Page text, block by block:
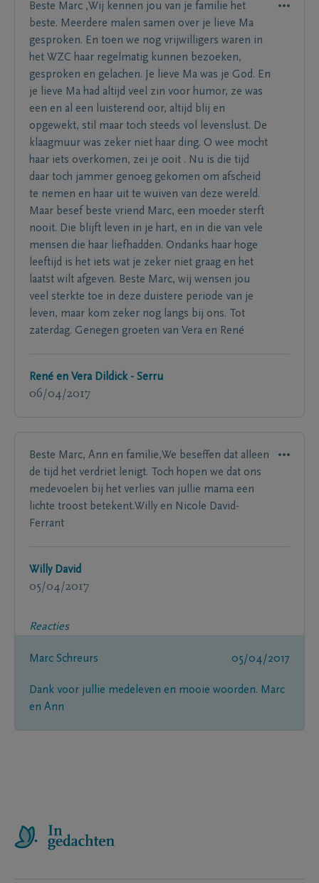
Beste Marc ,Wij kennen jou van je familie het
beste. Meerdere malen samen over je lieve Ma
gesproken. En toen we nog vrijwilligers waren in
het WZC haar regelmatig kunnen bezoeken,
gesproken en gelachen. Je lieve Ma was je God. En
je lieve Ma had altijd veel zin voor humor, ze was
een en al een luisterend oor, altijd blij en
opgewekt, stil maar toch steeds vol levenslust. De
klaagmuur was zeker niet haar ding. O wee mocht
haar iets overkomen, zei je ooit . Nu is die tijd
daar toch jammer genoeg gekomen om afscheid
te nemen en haar uit te wuiven van deze wereld.
Maar besef beste vriend Marc, een moeder sterft
nooit. Die blijft leven in je hart, en in die van vele
mensen die haar liefhadden. Ondanks haar hoge
leeftijd is het iets wat je zeker niet graag en het
laatst wilt afgeven. Beste Marc, wij wensen jou
veel sterkte toe in deze duistere periode van je
leven, maar kom zeker nog langs bij ons. Tot
zaterdag. Genegen groeten van Vera en René
René en Vera Dildick - Serru
06/04/2017
Beste Marc, Ann en familie,We beseffen dat alleen
de tijd het verdriet lenigt. Toch hopen we dat ons
medevoelen bij het verlies van jullie mama een
lichte troost betekent.Willy en Nicole David-
Ferrant
Willy David
05/04/2017
Reacties
Marc Schreurs 05/04/2017
Dank voor jullie medeleven en mooie woorden. Marc
en Ann